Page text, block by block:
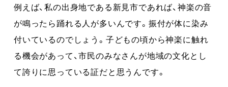
例えば、私の出身地である新見市であれば、神楽の音
が鳴ったら踊れる人が多いんです。振付が体に染み
付いているのでしょう。子どもの頃から神楽に触れ
る機会があって、市民のみなさんが地域の文化とし
て誇りに思っている証だと思うんです。